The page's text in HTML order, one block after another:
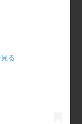
る